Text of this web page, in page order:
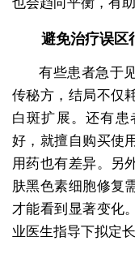
避免治疗误区
有些患者急于
传秘方，结局不仅
白斑扩展。还有
好，就擅自购买使
用药也有差异。另
肤黑色素细胞修复
才能看到显著变化
业医生指导下拟定